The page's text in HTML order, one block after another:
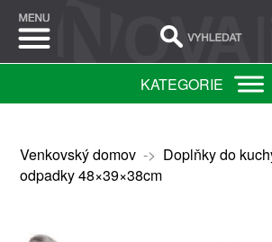
KATEGORIE
Venkovský domov-> Doplňky do
odpadky 48×39×38cm